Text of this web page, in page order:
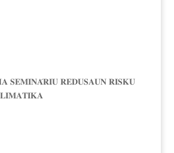
𝐒𝐄𝐌𝐈𝐍𝐀́𝐑𝐈𝐔 𝐑𝐄𝐃𝐔𝐒𝐀𝐔𝐍 𝐑𝐈𝐒𝐊𝐔